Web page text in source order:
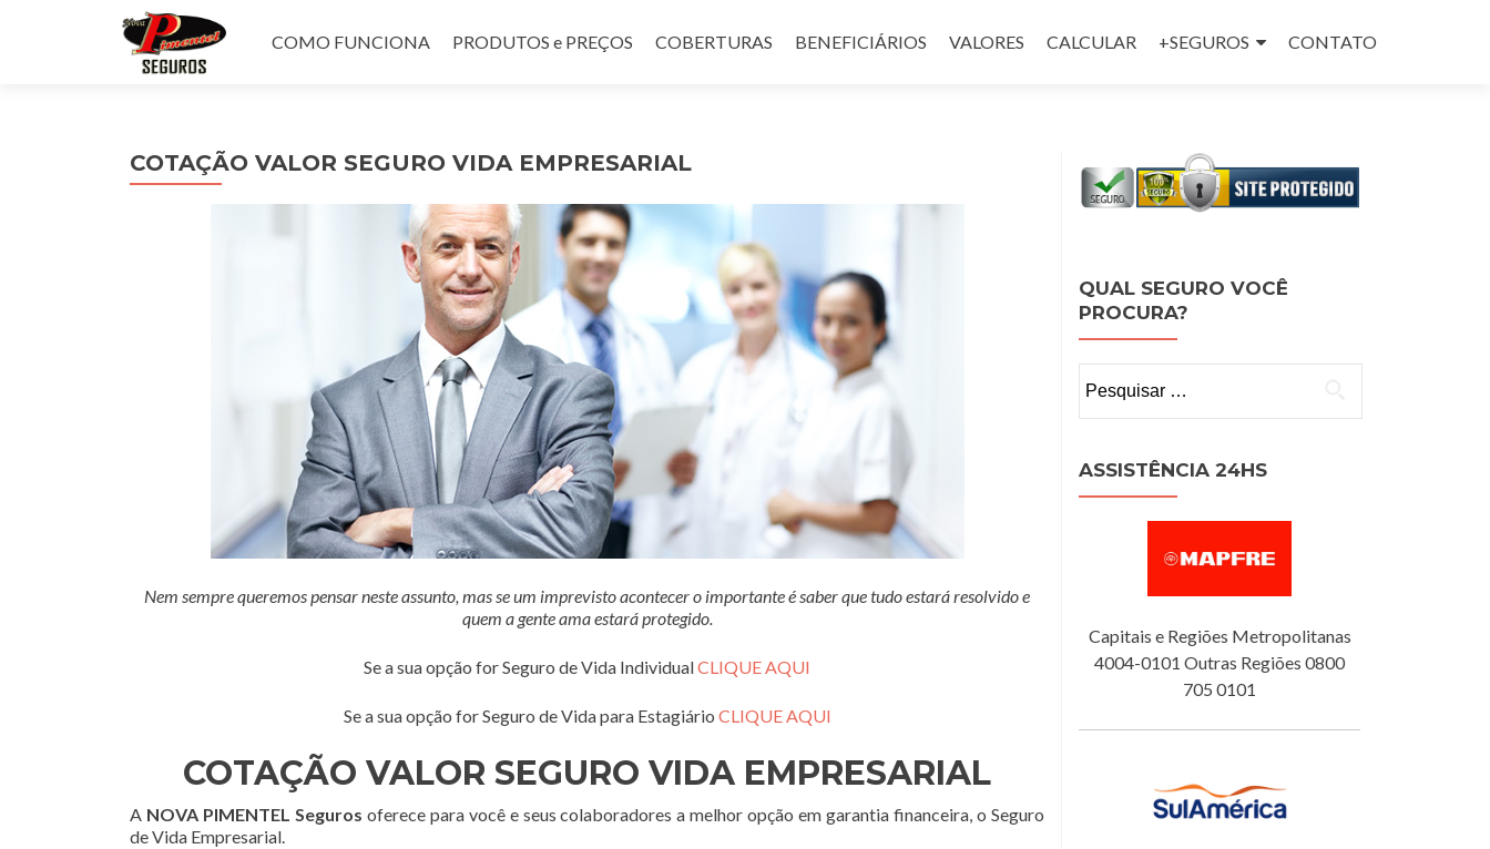
para
COMO FUNCIONA PRODUTOS e PREÇOS COBERTURAS BENEFICIÁRIOS VALORES CALCULAR +SEGUROS CONTATO
COTAÇÃO VALOR SEGURO VIDA EMPRESARIAL
Nem sempre queremos pensar neste assunto, mas se um imprevisto acontecer o importante é saber que tudo estará resolvido e
quem a gente ama estará protegido.
Se a sua opção for Seguro de Vida IndividualCLIQUE AQUI
Se a sua opção for Seguro de Vida para Estagiário CLIQUE AQUI
COTAÇÃO VALOR SEGURO VIDA EMPRESARIAL
A NOVA PIMENTEL Seguros oferece para você e seus colaboradores a melhor opção em garantia financeira, o Seguro
de Vida Empresarial.
QUAL SEGURO VOCÊ
PROCURA?
por:
ASSISTÊNCIA 24HS
Capitais e Regiões Metropolitanas
4004-0101 Outras Regiões 0800
705 0101